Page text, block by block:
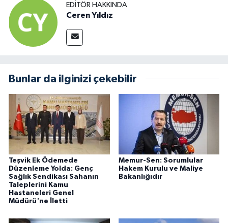
EDITÖR HAKKINDA
Ceren Yıldız
Bunlar da ilginizi çekebilir
Teşvik Ek Ödemede
Düzenleme Yolda: Genç
Sağlık Sendikası Sahanın
Taleplerini Kamu
Hastaneleri Genel
Müdürü'ne İletti
Memur-Sen: Sorumlular
Hakem Kurulu ve Maliye
Bakanlığıdır